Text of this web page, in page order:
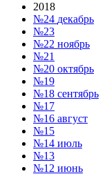
2018
№24 декабрь
№23
№22 ноябрь
№21
№20 октябрь
№19
№18 сентябрь
№17
№16 август
№15
№14 июль
№13
№12 июнь